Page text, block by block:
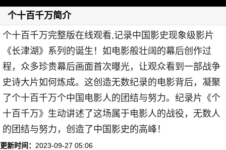
个十百千万简介
个十百千万完整版在线观看,记录中国影史现象级影片
《长津湖》系列的诞生！如电影般壮阔的幕后创作过
程，众多珍贵幕后画面首次曝光，让观众看到一部战争
史诗大片如何炼成。这创造无数纪录的电影背后，凝聚
了个十百千万个中国电影人的团结与努力。纪录片《个
十百千万》生动讲述了这场属于电影人的战役，无数人
的团结与努力，创造了中国影史的高峰！
更新时间： 2023-09-27 05:06